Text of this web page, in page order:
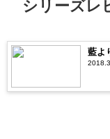
シリーズレ
藍よ